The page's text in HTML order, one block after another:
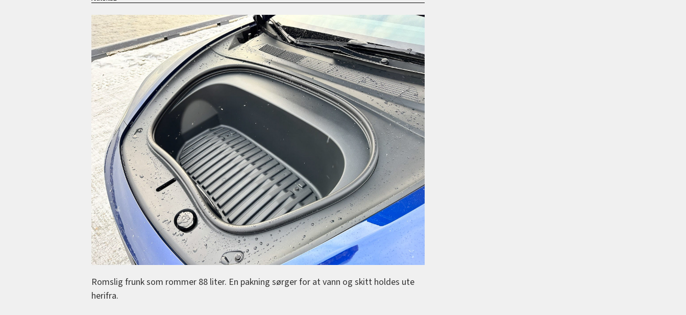
Romslig frunk som rommer 88 liter. En pakning sørger for at vann og skitt holdes ute
herifra.